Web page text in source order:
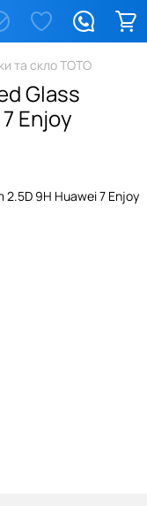
та скло TOTO
Glass
Enjoy